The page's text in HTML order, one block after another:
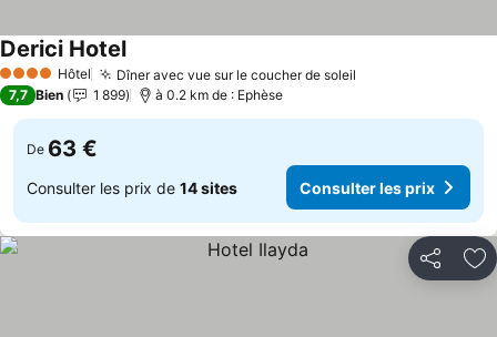
4 Étoiles Hôtel Dîner avec vue sur le coucher de soleil
Derici Hotel
7,7 Bien 1 899 à 0.2 km de : Ephèse
De 63 €
Consulter les prix de 14 sites Consulter les prix
Partager